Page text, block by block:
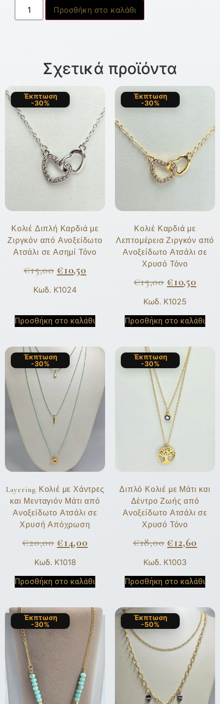
Προσθήκη στο καλάθι
Σχετικά προϊόντα
Έκπτωση
-30%
Κολιέ Διπλή Καρδιά με
Ζιργκόν από Ανοξείδωτο
Ατσάλι σε Ασημί Τόνο
€15,00 €10,50
Κωδ. K1024
Προσθήκη στο καλάθι
Έκπτωση
-30%
Κολιέ Καρδιά με
Λεπτομέρεια Ζιργκόν από
Ανοξείδωτο Ατσάλι σε
Χρυσό Τόνο
€15,00 €10,50
Κωδ. K1025
Προσθήκη στο καλάθι
Έκπτωση
-30%
Layering Κολιέ με Χάντρες
και Μενταγιόν Μάτι από
Ανοξείδωτο Ατσάλι σε
Χρυσή Απόχρωση
€20,00 €14,00
Κωδ. K1018
Προσθήκη στο καλάθι
Έκπτωση
-30%
Διπλό Κολιέ με Μάτι και
Δέντρο Ζωής από
Ανοξείδωτο Ατσάλι σε
Χρυσό Τόνο
€18,00 €12,60
Κωδ. K1003
Προσθήκη στο καλάθι
Έκπτωση
-30%
Έκπτωση
-50%